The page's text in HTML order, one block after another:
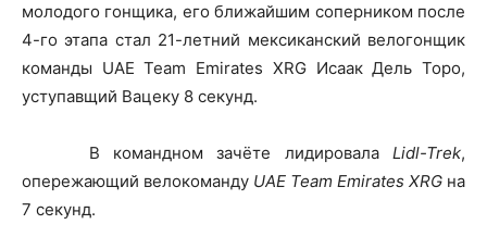
молодого гонщика, его ближайшим соперником после
4-го этапа стал 21-летний мексиканский велогонщик
команды UAE Team Emirates XRG Исаак Дель Торо,
уступавщий Вацеку 8 секунд.
В командном зачёте лидировала Lidl-Trek,
опережающий велокоманду UAE Team Emirates XRG на
7 секунд.